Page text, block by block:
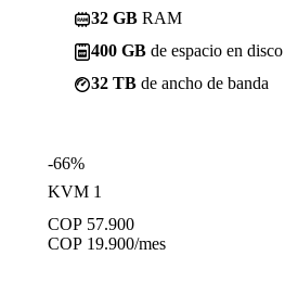
32 GB RAM
400 GB de espacio en
32 TB de ancho de banda
-66%
KVM 1
COP 57.900
COP 19.900/mes